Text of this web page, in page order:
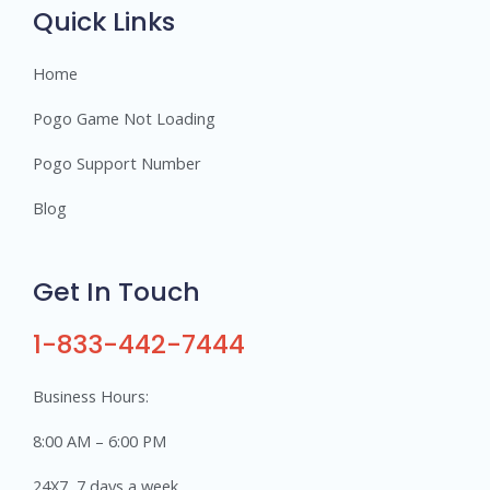
Quick Links
Home
Pogo Game Not Loading
Pogo Support Number
Blog
Get In Touch
1-833-442-7444
Business Hours:
8:00 AM – 6:00 PM